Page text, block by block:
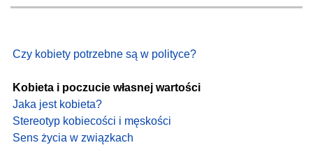
Czy kobiety potrzebne są w polityce?
Kobieta i poczucie własnej wartości
Jaka jest kobieta?
Stereotyp kobiecości i męskości
Sens życia w związkach